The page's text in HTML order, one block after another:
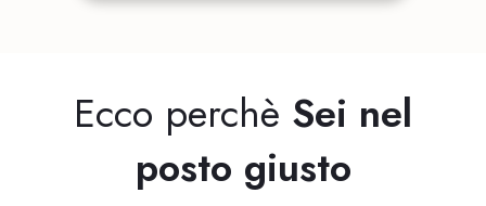
Ecco perchè Sei nel
posto giusto